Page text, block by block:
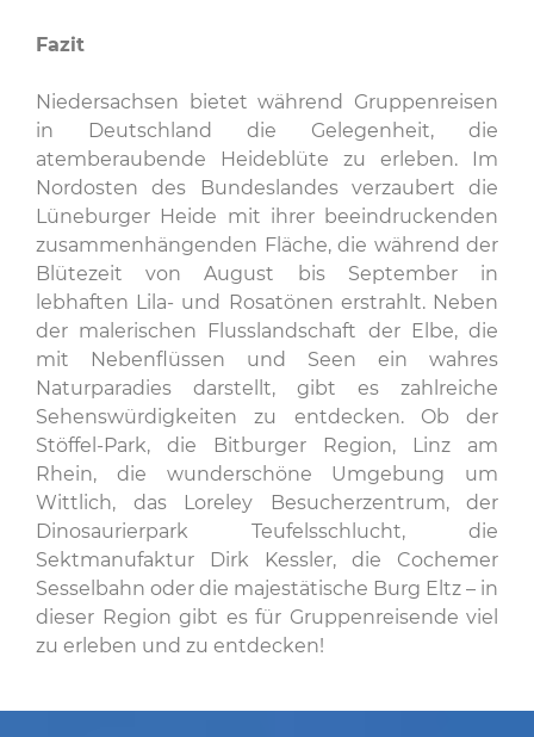
Fazit
Niedersachsen bietet während Gruppenreisen
in Deutschland die Gelegenheit, die
atemberaubende Heideblüte zu erleben. Im
Nordosten des Bundeslandes verzaubert die
Lüneburger Heide mit ihrer beeindruckenden
zusammenhängenden Fläche, die während der
Blütezeit von August bis September in
lebhaften Lila- und Rosatönen erstrahlt. Neben
der malerischen Flusslandschaft der Elbe, die
mit Nebenflüssen und Seen ein wahres
Naturparadies darstellt, gibt es zahlreiche
Sehenswürdigkeiten zu entdecken. Ob der
Stöffel-Park, die Bitburger Region, Linz am
Rhein, die wunderschöne Umgebung um
Wittlich, das Loreley Besucherzentrum, der
Dinosaurierpark Teufelsschlucht, die
Sektmanufaktur Dirk Kessler, die Cochemer
Sesselbahn oder die majestätische Burg Eltz – in
dieser Region gibt es für Gruppenreisende viel
zu erleben und zu entdecken!